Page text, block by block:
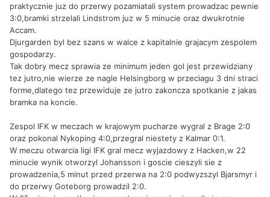
praktycznie juz do przerwy pozamiatali system prowadzac pewnie
3:0,bramki strzelali Lindstrom juz w 5 minucie oraz dwukrotnie
Accam.
Djurgarden byl bez szans w walce z kapitalnie grajacym zespolem
gospodarzy.
Tak dobry mecz sprawia ze minimum jeden gol jest przewidziany
tez jutro,nie wierze ze nagle Helsingborg w przeciagu 3 dni straci
forme,dlatego tez przewiduje ze jutro zakoncza spotkanie z jakas
bramka na koncie.
Zespol IFK w meczach w krajowym pucharze wygral z Brage 2:0
oraz pokonal Nykoping 4:0,przegral niestety z Kalmar 0:1.
W meczu otwarcia ligi IFK gral mecz wyjazdowy z Hacken,w 22
minucie wynik otworzyl Johansson i goscie cieszyli sie z
prowadzenia,5 minut przed przerwa na 2:0 podwyzszyl Bjarsmyr i
do przerwy Goteborg prowadzil 2:0.